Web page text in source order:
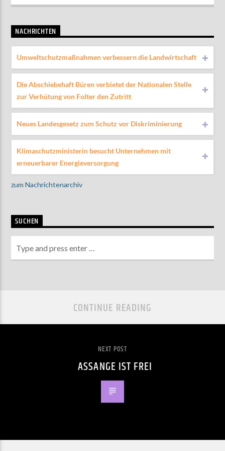
NACHRICHTEN
Umweltschutzmaßnahmen verbessern die Landwirtschaft
Die Abschiebehaft Büren verbietet der Nationalen Stelle
zur Verhütung von Folter den Zutritt
Neues Landesgesetz zum Schutz vor Diskriminierung
Klimaschutzministerin besucht Unternehmen mit
erneuerbarer Energieversorgung
zum Nachrichtenarchiv
SUCHEN
CONTINUE READING
NEXT POST
ASSANGE IST FREI